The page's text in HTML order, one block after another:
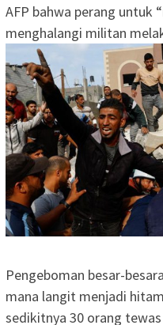
AFP bahwa perang untuk
menghalangi militan
Pengeboman besar-
mana langit menjadi
sedikitnya 30 orang